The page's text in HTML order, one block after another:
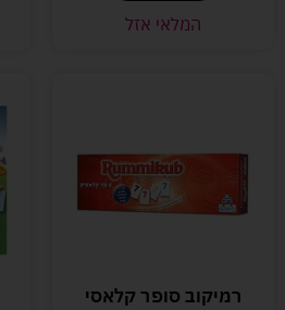
המלאי אזל
רמיקוב סופר קלאסי